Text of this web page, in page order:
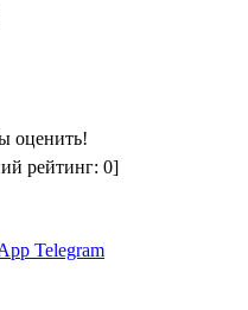
оценить!
рейтинг: 0]
Telegram